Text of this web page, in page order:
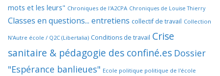
mots et les leurs" Chroniques de l'A2CPA Chroniques de Louise Thierry
Classes en questions... entretiens collectif de travail Collection
N'Autre école / Q2C (Libertalia) Conditions de travail Crise
sanitaire & pédagogie des confiné.es Dossier
"Espérance banlieues" Ecole politique politique de l'école